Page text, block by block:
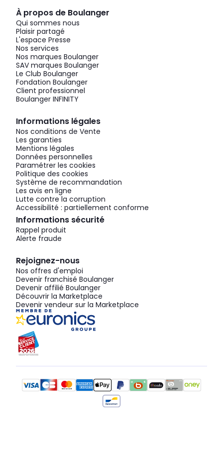
À propos de Boulanger
Qui sommes nous
Plaisir partagé
L'espace Presse
Nos services
Nos marques Boulanger
SAV marques Boulanger
Le Club Boulanger
Fondation Boulanger
Client professionnel
Boulanger INFINITY
Informations légales
Nos conditions de Vente
Les garanties
Mentions légales
Données personnelles
Paramétrer les cookies
Politique des cookies
Système de recommandation
Les avis en ligne
Lutte contre la corruption
Accessibilité : partiellement conforme
Informations sécurité
Rappel produit
Alerte fraude
Rejoignez-nous
Nos offres d'emploi
Devenir franchisé Boulanger
Devenir affilié Boulanger
Découvrir la Marketplace
Devenir vendeur sur la Marketplace